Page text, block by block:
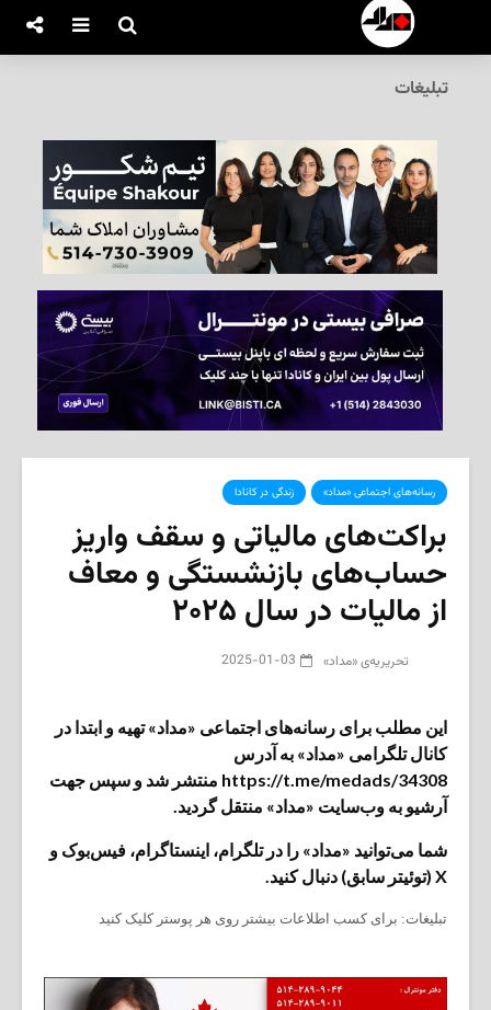
تبلیغات
رسانه‌های اجتماعی «مداد» زندگی در کانادا
براکت‌های مالیاتی و سقف واریز
حساب‌های بازنشستگی و معاف
از مالیات در سال ۲۰۲۵
تحریریه‌ی «مداد» 2025-01-03
این مطلب برای رسانه‌های اجتماعی «مداد» تهیه و ابتدا در
کانال تلگرامی «مداد» به آدرس
https://t.me/medads/34308 منتشر شد و سپس جهت
آرشیو به وب‌سایت «مداد» منتقل گردید.
شما می‌توانید «مداد» را در تلگرام، اینستاگرام، فیس‌بوک و
X (توئیتر سابق) دنبال کنید.
تبلیغات: برای کسب اطلاعات بیشتر روی هر پوستر کلیک کنید